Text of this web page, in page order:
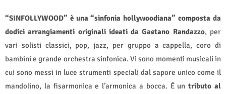
“SINFOLLYWOOD” è una “sinfonia hollywoodiana” composta da
dodici arrangiamenti originali ideati da Gaetano Randazzo, per
vari solisti classici, pop, jazz, per gruppo a cappella, coro di
bambini e grande orchestra sinfonica. Vi sono momenti musicali in
cui sono messi in luce strumenti speciali dal sapore unico come il
mandolino, la fisarmonica e l’armonica a bocca. È untributo al